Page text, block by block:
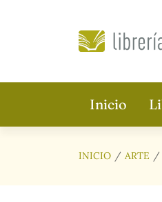
Inicio
INICIO ARTE